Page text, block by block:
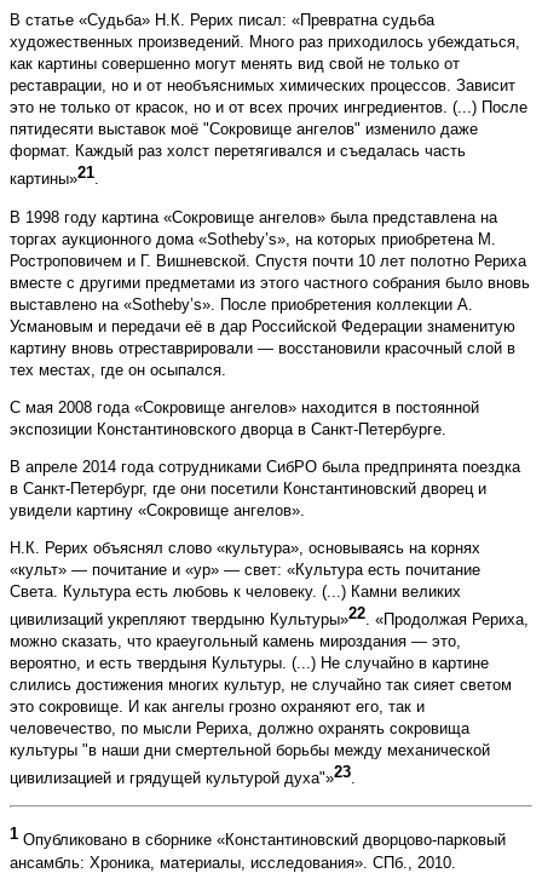
В статье «Судьба» Н.К. Рерих писал: «Превратна судьба
художественных произведений. Много раз приходилось убеждаться,
как картины совершенно могут менять вид свой не только от
реставрации, но и от необъяснимых химических процессов. Зависит
это не только от красок, но и от всех прочих ингредиентов. (...) После
пятидесяти выставок моё "Сокровище ангелов" изменило даже
формат. Каждый раз холст перетягивался и съедалась часть
картины»21.
В 1998 году картина «Сокровище ангелов» была представлена на
торгах аукционного дома «Sotheby’s», на которых приобретена М.
Ростроповичем и Г. Вишневской. Спустя почти 10 лет полотно Рериха
вместе с другими предметами из этого частного собрания было вновь
выставлено на «Sotheby’s». После приобретения коллекции А.
Усмановым и передачи её в дар Российской Федерации знаменитую
картину вновь отреставрировали — восстановили красочный слой в
тех местах, где он осыпался.
С мая 2008 года «Сокровище ангелов» находится в постоянной
экспозиции Константиновского дворца в Санкт-Петербурге.
В апреле 2014 года сотрудниками СибРО была предпринята поездка
в Санкт-Петербург, где они посетили Константиновский дворец и
увидели картину «Сокровище ангелов».
Н.К. Рерих объяснял слово «культура», основываясь на корнях
«культ» — почитание и «ур» — свет: «Культура есть почитание
Света. Культура есть любовь к человеку. (...) Камни великих
цивилизаций укрепляют твердыню Культуры»22. «Продолжая Рериха,
можно сказать, что краеугольный камень мироздания — это,
вероятно, и есть твердыня Культуры. (...) Не случайно в картине
слились достижения многих культур, не случайно так сияет светом
это сокровище. И как ангелы грозно охраняют его, так и
человечество, по мысли Рериха, должно охранять сокровища
культуры "в наши дни смертельной борьбы между механической
цивилизацией и грядущей культурой духа"»23.
1 Опубликовано в сборнике «Константиновский дворцово-парковый
ансамбль: Хроника, материалы, исследования». СПб., 2010.